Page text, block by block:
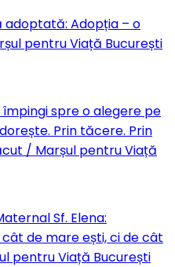
adoptată: Adopția – o
pentru Viață București
împingi spre o alegere pe
Prin tăcere. Prin
/ Marșul pentru Viață
Sf. Elena:
de mare ești, ci de cât
pentru Viață București